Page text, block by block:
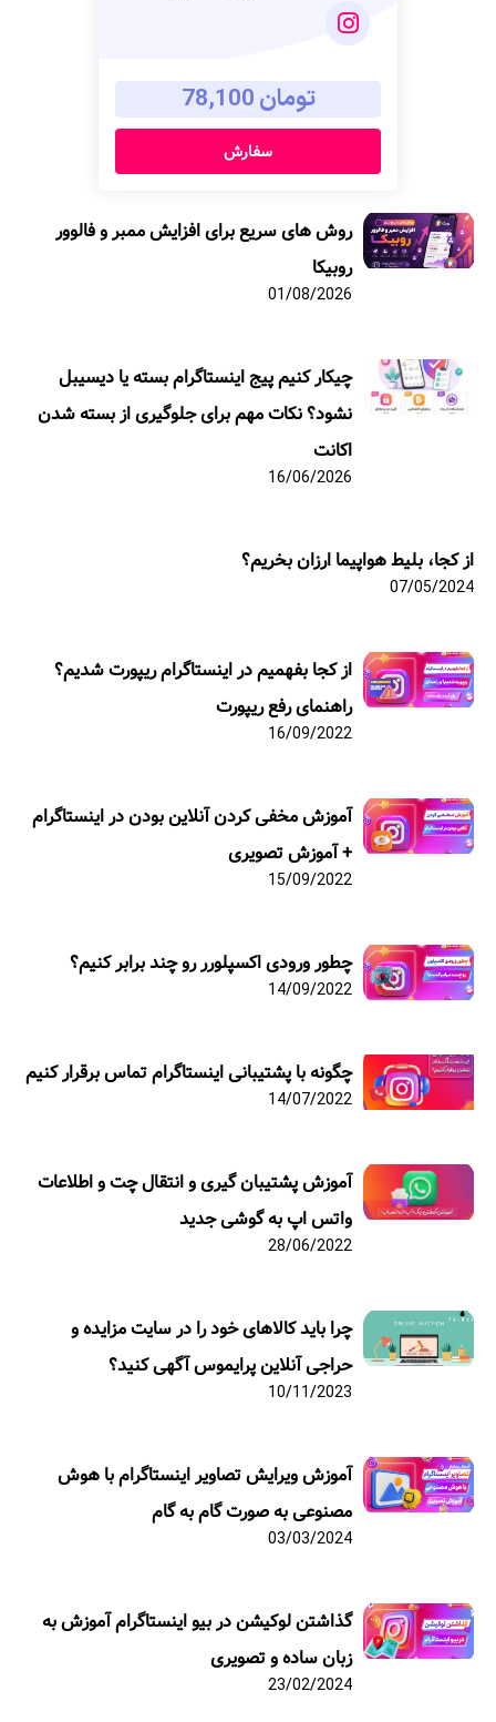
تومان 78,100
سفارش
روش های سریع برای افزایش ممبر و فالوور
روبیکا
01/08/2026
چیکار کنیم پیج اینستاگرام بسته یا دیسیبل
نشود؟ نکات مهم برای جلوگیری از بسته شدن
اکانت
16/06/2026
از کجا، بلیط هواپیما ارزان بخریم؟
07/05/2024
از کجا بفهمیم در اینستاگرام ریپورت شدیم؟
راهنمای رفع ریپورت
16/09/2022
آموزش مخفی کردن آنلاین بودن در اینستاگرام
+ آموزش تصویری
15/09/2022
چطور ورودی اکسپلورر رو چند برابر کنیم؟
14/09/2022
چگونه با پشتیبانی اینستاگرام تماس برقرار کنیم
14/07/2022
آموزش پشتیبان گیری و انتقال چت و اطلاعات
واتس اپ به گوشی جدید
28/06/2022
چرا باید کالاهای خود را در سایت مزایده و
حراجی آنلاین پرایموس آگهی کنید؟
10/11/2023
آموزش ویرایش تصاویر اینستاگرام با هوش
مصنوعی به صورت گام به گام
03/03/2024
گذاشتن لوکیشن در بیو اینستاگرام آموزش به
زبان ساده و تصویری
23/02/2024